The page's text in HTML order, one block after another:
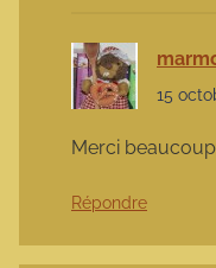
15
Merci
Répondre